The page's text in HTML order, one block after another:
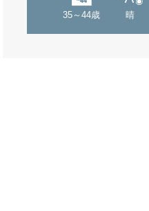
35～44歳 晴